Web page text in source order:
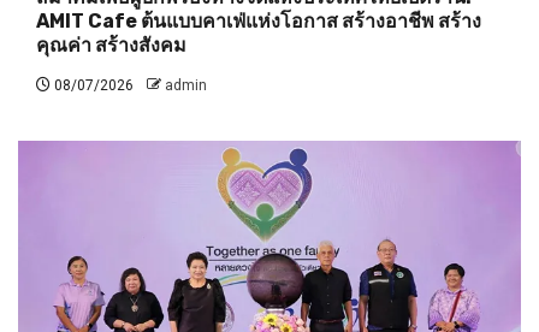
AMIT Cafe ต้นแบบคาเฟ่แห่งโอกาส สร้างอาชีพ สร้าง
คุณค่า สร้างสังคม
08/07/2026 admin